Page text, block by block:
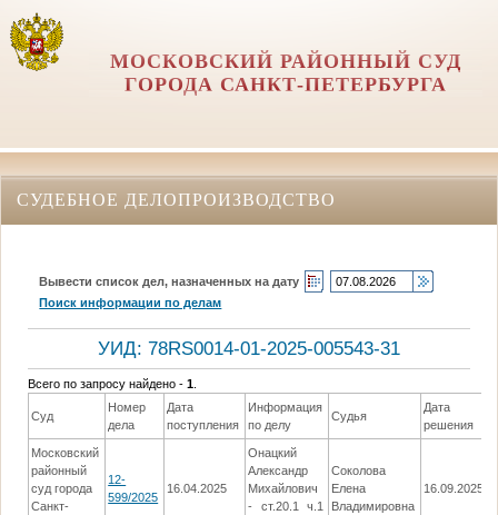
МОСКОВСКИЙ РАЙОННЫЙ СУД
ГОРОДА САНКТ-ПЕТЕРБУРГА
СУДЕБНОЕ ДЕЛОПРОИЗВОДСТВО
Вывести список дел, назначенных на дату
Поиск информации по делам
УИД: 78RS0014-01-2025-005543-31
Всего по запросу найдено -1
Суд
Номер
дела
Дата
поступления
Информация
по делу
Судья
Дата
решения
Московский
районный
суд города
Санкт-
12-
599/2025
16.04.2025
Онацкий
Александр
Михайлович
- ст.20.1 ч.1
Соколова
Елена
Владимировна
16.09.2025